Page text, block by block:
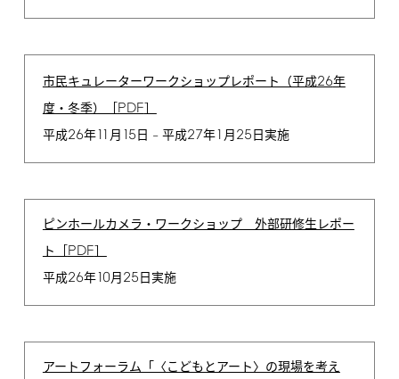
市民キュレーターワークショップレポート（平成26年
度・冬季）［ PDF
平成26年11 月 15 日 – 平成27年1 月 25 日実施
ピンホールカメラ・ワークショップ 外部研修生レポー
ト［ PDF
平成26年10月 25 日実施
アートフォーラム「〈こどもとアート〉の現場を考え